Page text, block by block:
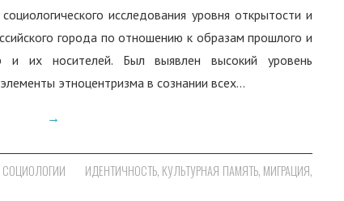
исследования уровня открытости и
города по отношению к образам прошлого и
и их носителей. Был выявлен высокий уровень
этноцентризма в сознании всех…
→
ИДЕНТИЧНОСТЬ, КУЛЬТУРНАЯ ПАМЯТЬ, МИГРАЦИЯ,